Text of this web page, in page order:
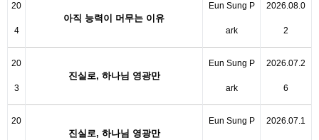
20
4
아직 능력이 머무는 이유
Eun Sung P
ark
2026.08.0
2
20
3
진실로, 하나님 영광만
Eun Sung P
ark
2026.07.2
6
20
진실로, 하나님 영광만
Eun Sung P 2026.07.1